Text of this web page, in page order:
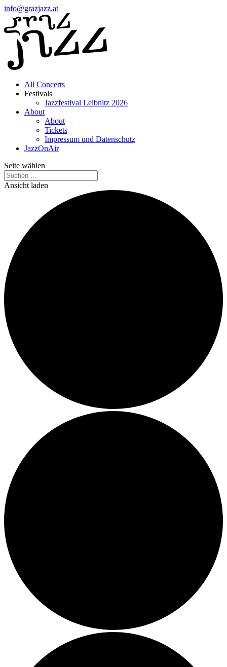
info@grazjazz.at
All Concerts
Festivals
Jazzfestival Leibnitz 2026
About
About
Tickets
Impressum und Datenschutz
JazzOnAir
Seite wählen
Ansicht laden